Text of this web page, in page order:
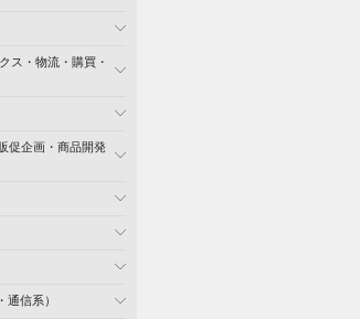
ス・物流・購買・
促企画・商品開発
通信系）